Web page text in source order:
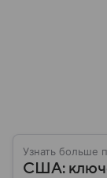
Узнать больше
США: